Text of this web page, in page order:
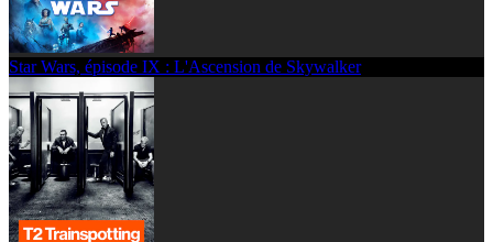
Star Wars, épisode IX : L'Ascension de Skywalker